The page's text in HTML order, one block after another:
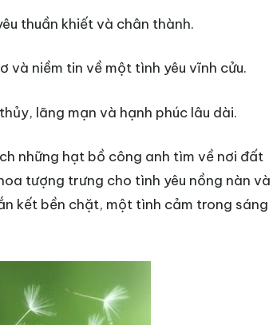
thuần khiết và chân thành.
và niềm tin về một tình yêu vĩnh cửu.
lãng mạn và hạnh phúc lâu dài.
những hạt bồ công anh tìm về nơi đất
tượng trưng cho tình yêu nồng nàn và
kết bền chặt, một tình cảm trong sáng